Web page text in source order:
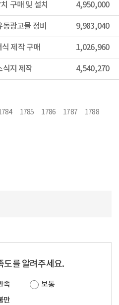
구매 및 설치 4,950,000
광고물 정비 9,983,040
제작 구매 1,026,960
식지 제작 4,540,270
1785 1786 1787
1788
막 페이지
도를 알려주세요.
족
보통
만